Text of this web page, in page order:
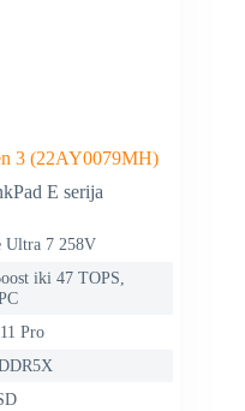
3 (22AY0079MH)
E serija
Ultra 7 258V
iki 47 TOPS,
Pro